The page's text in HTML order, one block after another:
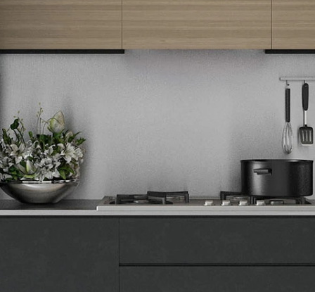
Tehnomedia
O nama
Naše prodavnice